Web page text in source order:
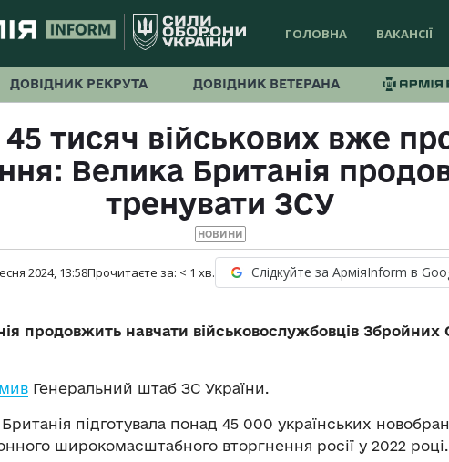
ГОЛОВНА ВАКАНСІЇ
ДОВІДНИК РЕКРУТА ДОВІДНИК ВЕТЕРАНА
тисяч військових вже
Велика Британія
тренувати ЗСУ
НОВИНИ
2024, 13:58Прочитаєте за: < 1 хв. Слідкуйте за АрміяInform в
продовжить навчати військовослужбовців Збройних
Генеральний штаб ЗС України.
підготувала понад 45 000 українських
широкомасштабного вторгнення росії у 2022 році.